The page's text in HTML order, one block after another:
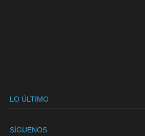
LO ÚLTIMO
SÍGUENOS